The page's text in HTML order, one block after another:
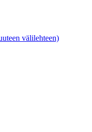
välilehteen)